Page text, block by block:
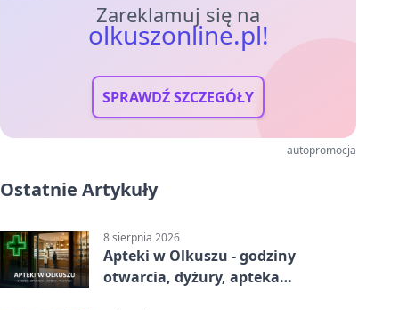
Zareklamuj się na
olkuszonline.pl!
SPRAWDŹ SZCZEGÓŁY
autopromocja
Ostatnie Artykuły
8 sierpnia 2026
Apteki w Olkuszu - godziny
otwarcia, dyżury, apteka